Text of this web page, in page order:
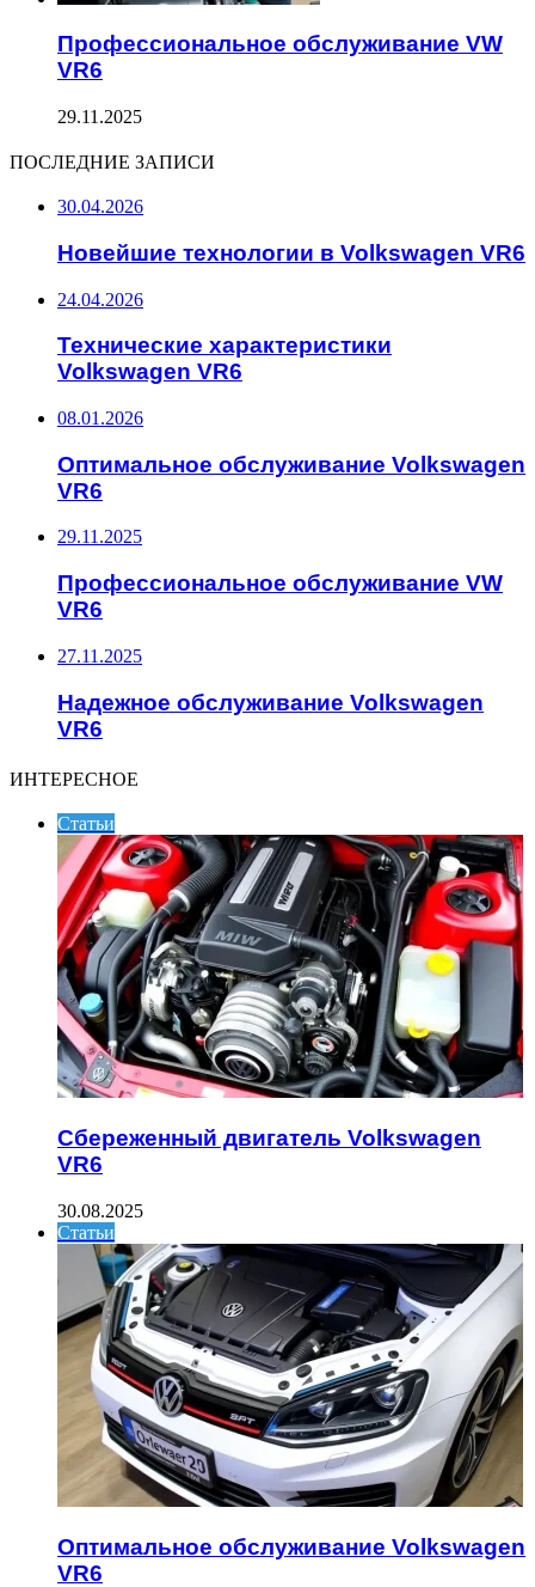
Профессиональное обслуживание VW
VR6
29.11.2025
ПОСЛЕДНИЕ ЗАПИСИ
30.04.2026
Новейшие технологии в Volkswagen VR6
24.04.2026
Технические характеристики
Volkswagen VR6
08.01.2026
Оптимальное обслуживание Volkswagen
VR6
29.11.2025
Профессиональное обслуживание VW
VR6
27.11.2025
Надежное обслуживание Volkswagen
VR6
ИНТЕРЕСНОЕ
Статьи
Сбереженный двигатель Volkswagen
VR6
30.08.2025
Статьи
Оптимальное обслуживание Volkswagen
VR6